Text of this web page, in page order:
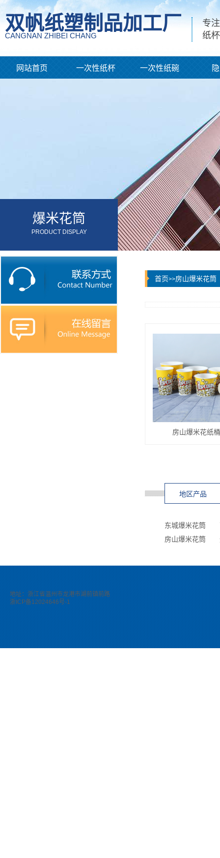
双帆纸塑制品加工厂
CANGNAN ZHIBEI CHANG
专
纸
网站首页 一次性纸杯 一次性纸碗
爆米花筒
PRODUCT DISPLAY
首页>>房山爆米花筒
房山爆米花纸桶
地区产品
东城爆米花筒
房山爆米花筒
地址：浙江省温州市龙港市湖前镇前路
浙ICP备12024646号-1